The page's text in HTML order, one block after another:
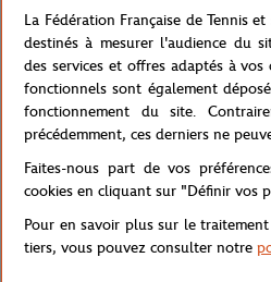
pour durer.
Sa coupe relaxed fit, aux épaules
une silhouette décontractée et
streetwear ou pour accompagner
côtelé apporte une touche de
du t-shirt dans le temps.
Sur la poitrine, l'imprimé Lacoste x
collaboration emblématique dans un
dos, un grand imprimé représente
filet, avec l'ombre d'un joueur en
éparpillées sur la terre battue,
La Fédération Française de Tennis
destinés à mesurer l'audience du
des services et offres adaptés à
fonctionnels sont également
fonctionnement du site.
précédemment, ces derniers ne
Faites-nous part de vos
cookies en cliquant sur "Définir vos
Pour en savoir plus sur le
tiers, vous pouvez consulter notre